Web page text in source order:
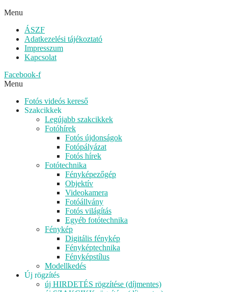
Menu
ÁSZF
Adatkezelési tájékoztató
Impresszum
Kapcsolat
Facebook-f
Menu
Fotós videós kereső
Szakcikkek
Legújabb szakcikkek
Fotóhírek
Fotós újdonságok
Fotópályázat
Fotós hírek
Fotótechnika
Fényképezőgép
Objektív
Videokamera
Fotóállvány
Fotós világítás
Egyéb fotótechnika
Fénykép
Digitális fénykép
Fényképtechnika
Fényképstílus
Modellkedés
Új rögzítés
új HIRDETÉS rögzítése (díjmentes)